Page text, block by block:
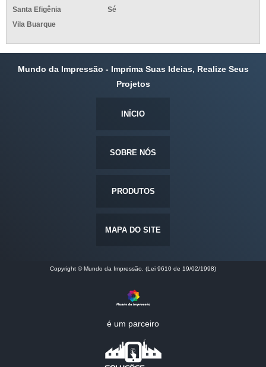
Santa Efigênia
Sé
Vila Buarque
Mundo da Impressão - Imprima Suas Ideias, Realize Seus
Projetos
INÍCIO
SOBRE NÓS
PRODUTOS
MAPA DO SITE
Copyright © Mundo da Impressão. (Lei 9610 de 19/02/1998)
é um parceiro